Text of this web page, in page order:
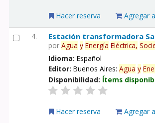
Hacer reserva Agregar
4. Estación transformadora
porAgua y Energía Eléctrica,
Idioma:Español
Editor:Buenos Aires:Agua y
Disponibilidad: Ítems
Hacer reserva Agregar